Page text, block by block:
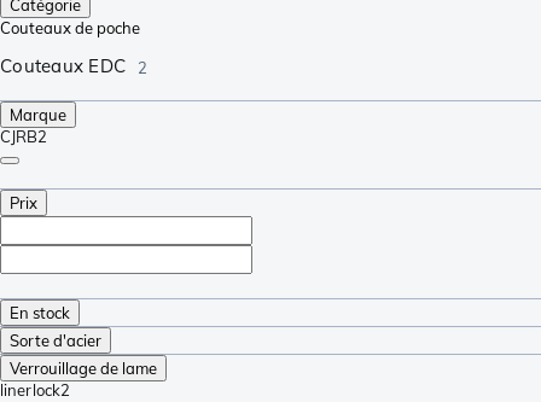
Catégorie
Couteaux de poche
Couteaux EDC 2
Marque
CJRB2
Prix
En stock
Sorte d'acier
Verrouillage de lame
linerlock2